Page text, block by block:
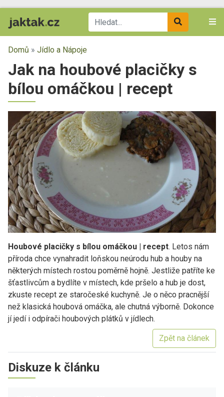
Domů » Jídlo a Nápoje
Jak na houbové placičky s
bílou omáčkou | recept
Houbové placičky s bílou omáčkou | recept. Letos nám
příroda chce vynahradit loňskou neúrodu hub a houby na
některých místech rostou poměrně hojně. Jestliže patříte ke
šťastlivcům a bydlíte v místech, kde pršelo a hub je dost,
zkuste recept ze staročeské kuchyně. Je o něco pracnější
než klasická houbová omáčka, ale chutná výborně. Dokonce
jí jedí i odpírači houbových plátků v jídlech.
Zpět na článek
Diskuze k článku